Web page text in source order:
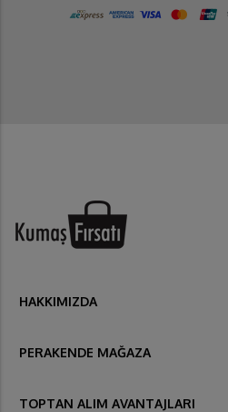
HAKKIMIZDA
PERAKENDE MAĞAZA
TOPTAN ALIM AVANTAJLARI